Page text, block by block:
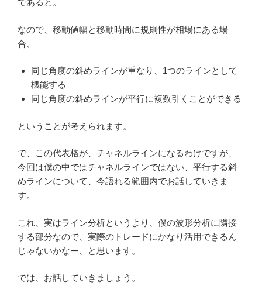
であると。
なので、移動値幅と移動時間に規則性が相場にある場
合、
同じ角度の斜めラインが重なり、1つのラインとして
機能する
同じ角度の斜めラインが平行に複数引くことができる
ということが考えられます。
で、この代表格が、チャネルラインになるわけですが、
今回は僕の中ではチャネルラインではない、平行する斜
めラインについて、今語れる範囲内でお話していきま
す。
これ、実はライン分析というより、僕の波形分析に隣接
する部分なので、実際のトレードにかなり活用できるん
じゃないかなー、と思います。
では、お話していきましょう。